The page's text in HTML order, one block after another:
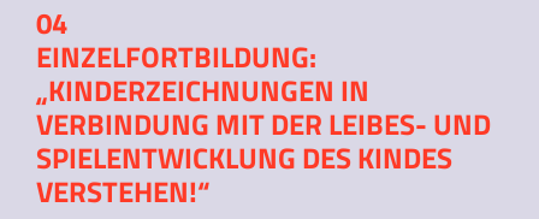
04
EINZELFORTBILDUNG:
„KINDERZEICHNUNGEN IN
VERBINDUNG MIT DER LEIBES- UND
SPIELENTWICKLUNG DES KINDES
VERSTEHEN!“